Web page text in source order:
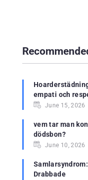
empati och
June 15, 2026
vem tar man
dödsbon?
June 10, 2026
Drabbade